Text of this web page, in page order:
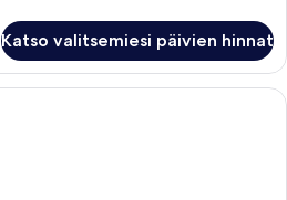
Katso valitsemiesi päivien hinnat
Tunnelmallinen hirsihuone, jossa